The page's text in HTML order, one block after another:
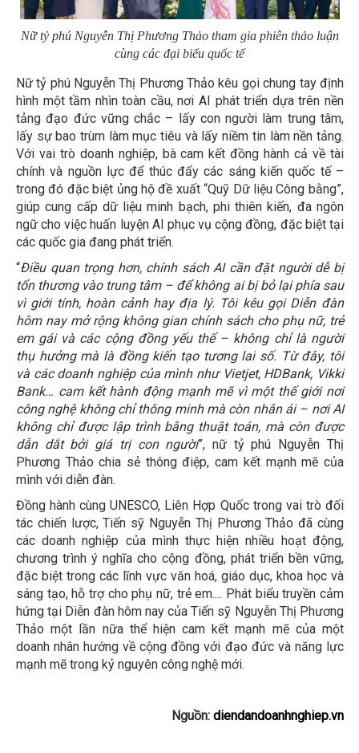
Nữ tỷ phú Nguyễn Thị Phương Thảo tham gia phiên thảo luận
cùng các đại biểu quốc tế
Nữ tỷ phú Nguyễn Thị Phương Thảo kêu gọi chung tay định
hình một tầm nhìn toàn cầu, nơi AI phát triển dựa trên nền
tảng đạo đức vững chắc – lấy con người làm trung tâm,
lấy sự bao trùm làm mục tiêu và lấy niềm tin làm nền tảng.
Với vai trò doanh nghiệp, bà cam kết đồng hành cả về tài
chính và nguồn lực để thúc đẩy các sáng kiến quốc tế –
trong đó đặc biệt ủng hộ đề xuất “Quỹ Dữ liệu Công bằng”,
giúp cung cấp dữ liệu minh bạch, phi thiên kiến, đa ngôn
ngữ cho việc huấn luyện AI phục vụ cộng đồng, đặc biệt tại
các quốc gia đang phát triển.
“Điều quan trọng hơn, chính sách AI cần đặt người dễ bị
tổn thương vào trung tâm – để không ai bị bỏ lại phía sau
vì giới tính, hoàn cảnh hay địa lý. Tôi kêu gọi Diễn đàn
hôm nay mở rộng không gian chính sách cho phụ nữ, trẻ
em gái và các cộng đồng yếu thế – không chỉ là người
thụ hưởng mà là đồng kiến tạo tương lai số. Từ đây, tôi
và các doanh nghiệp của mình như Vietjet, HDBank, Vikki
Bank… cam kết hành động mạnh mẽ vì một thế giới nơi
công nghệ không chỉ thông minh mà còn nhân ái – nơi AI
không chỉ được lập trình bằng thuật toán, mà còn được
dẫn dắt bởi giá trị con người”, nữ tỷ phú Nguyễn Thị
Phương Thảo chia sẻ thông điệp, cam kết mạnh mẽ của
mình với diễn đàn.
Đồng hành cùng UNESCO, Liên Hợp Quốc trong vai trò đối
tác chiến lược, Tiến sỹ Nguyễn Thị Phương Thảo đã cùng
các doanh nghiệp của mình thực hiện nhiều hoạt động,
chương trình ý nghĩa cho cộng đồng, phát triển bền vững,
đặc biệt trong các lĩnh vực văn hoá, giáo dục, khoa học và
sáng tạo, hỗ trợ cho phụ nữ, trẻ em.... Phát biểu truyền cảm
hứng tại Diễn đàn hôm nay của Tiến sỹ Nguyễn Thị Phương
Thảo một lần nữa thể hiện cam kết mạnh mẽ của một
doanh nhân hướng về cộng đồng với đạo đức và năng lực
mạnh mẽ trong kỷ nguyên công nghệ mới.
Nguồn: diendandoanhnghiep.vn